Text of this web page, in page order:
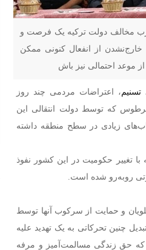
حزب مخالف دولت ترکیه یک فرصت و
از انفعال کنونی ممکن
احتمالی نیز باش
تسنیم، اعتراضات مردمی چند روز
که توسط دولت انتقالی این
شد، بازتاب‌های زیادی در سطح منطقه داشته
تغییر حکومیت در این کشور نفوذ
روبه‌رو شده است.
و حمایت از سرکوب آنها توسط
چنین تحرکاتی به یک تهدید علیه
که حق زندگی مسالمت‌آمیز و مرفه